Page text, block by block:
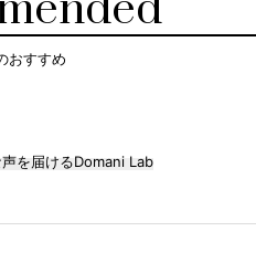
おすすめ
声を届けるDomani Lab